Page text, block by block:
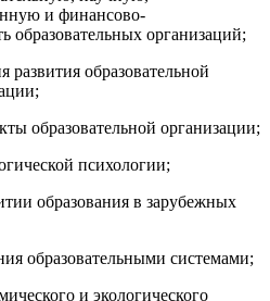
и финансово-
образовательных организаций;
образовательной
образовательной организации;
психологии;
образования в зарубежных
образовательными системами;
и экологического